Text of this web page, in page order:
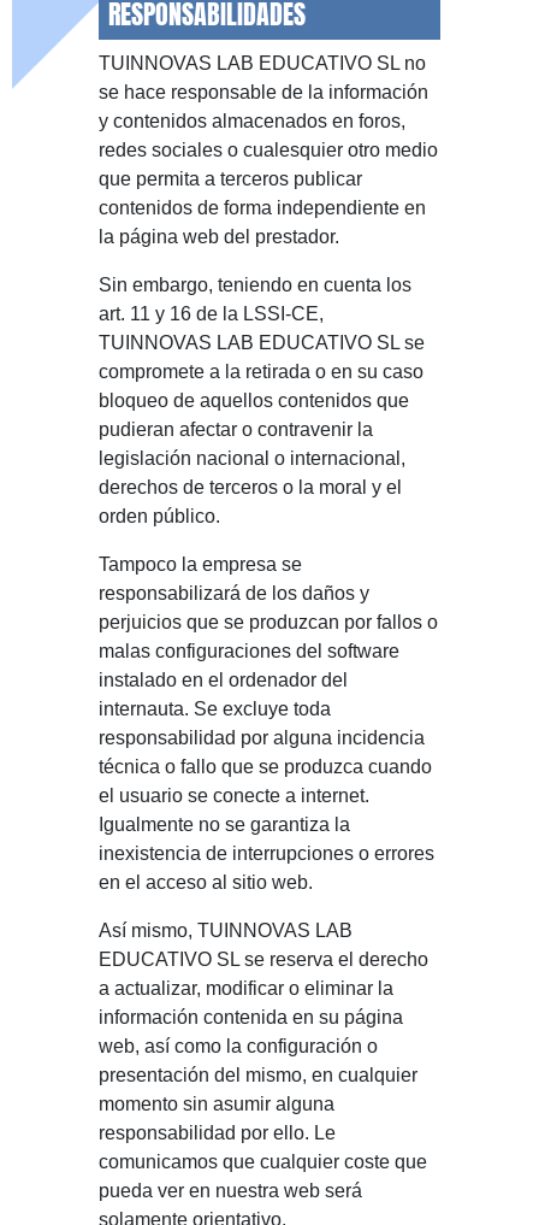
RESPONSABILIDADES
TUINNOVAS LAB EDUCATIVO SL no
se hace responsable de la información
y contenidos almacenados en foros,
redes sociales o cualesquier otro medio
que permita a terceros publicar
contenidos de forma independiente en
la página web del prestador.
Sin embargo, teniendo en cuenta los
art. 11 y 16 de la LSSI-CE,
TUINNOVAS LAB EDUCATIVO SL se
compromete a la retirada o en su caso
bloqueo de aquellos contenidos que
pudieran afectar o contravenir la
legislación nacional o internacional,
derechos de terceros o la moral y el
orden público.
Tampoco la empresa se
responsabilizará de los daños y
perjuicios que se produzcan por fallos o
malas configuraciones del software
instalado en el ordenador del
internauta. Se excluye toda
responsabilidad por alguna incidencia
técnica o fallo que se produzca cuando
el usuario se conecte a internet.
Igualmente no se garantiza la
inexistencia de interrupciones o errores
en el acceso al sitio web.
Así mismo, TUINNOVAS LAB
EDUCATIVO SL se reserva el derecho
a actualizar, modificar o eliminar la
información contenida en su página
web, así como la configuración o
presentación del mismo, en cualquier
momento sin asumir alguna
responsabilidad por ello. Le
comunicamos que cualquier coste que
pueda ver en nuestra web será
solamente orientativo.